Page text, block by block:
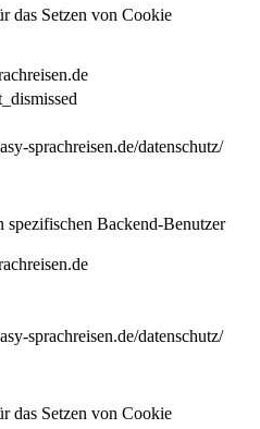
das Setzen von Cookie
sprachreisen.de/datenschutz/
Backend-Benutzer
sprachreisen.de/datenschutz/
das Setzen von Cookie